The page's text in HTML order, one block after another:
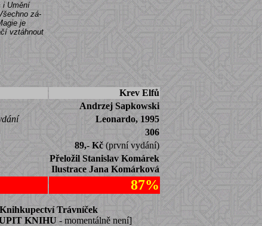
i Umění
zá-
je
vztáhnout
Krev Elfů
Andrzej Sapkowski
Leonardo, 1995
306
89,- Kč (první vydání)
Přeložil Stanislav Komárek
Ilustrace Jana Komárková
87%
Knihkupectví Trávníček
KNIHU- momentálně není]